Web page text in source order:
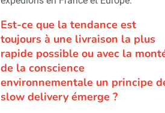
Est-ce que la tendance est
toujours à une livraison la plus
rapide possible ou avec la
de la conscience
environnementale un principe
slow delivery émerge ?